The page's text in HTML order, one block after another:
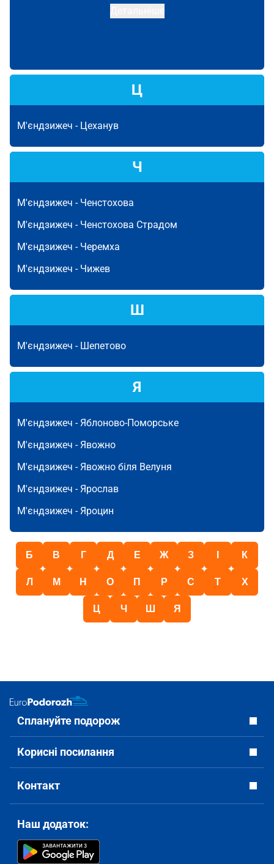
Ц
М'єндзижеч - Цеханув
Ч
М'єндзижеч - Ченстохова
М'єндзижеч - Ченстохова Страдом
М'єндзижеч - Черемха
М'єндзижеч - Чижев
Ш
М'єндзижеч - Шепетово
Я
М'єндзижеч - Яблоново-Поморське
М'єндзижеч - Явожно
М'єндзижеч - Явожно біля Велуня
М'єндзижеч - Ярослав
М'єндзижеч - Яроцин
Б В Г Д Е Ж З К
Л М Н О П Р С Т Х
Ц Ч Ш Я
Сплануйте подорож
Корисні посилання
Контакт
Наш додаток: